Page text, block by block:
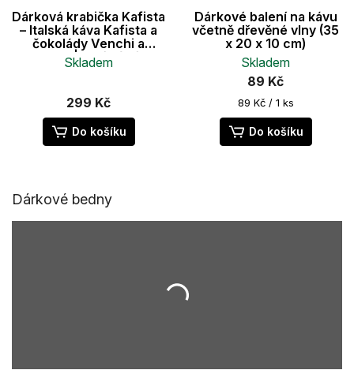
Dárková krabička Kafista
– Italská káva Kafista a
čokolády Venchi a
Gustone | Ideální dárek
pro milovníky kávy
Skladem
299 Kč
Do košíku
Dárkové balení na kávu
včetně dřevěné vlny (35
x 20 x 10 cm)
Skladem
89 Kč
Měrná
cena:
89 Kč / 1 ks
Do košíku
Dárkové bedny